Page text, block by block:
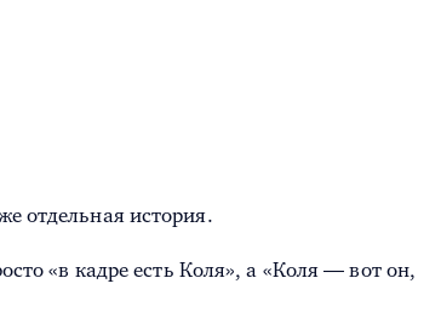
отдельная история.
«в кадре есть Коля», а «Коля — вот он,